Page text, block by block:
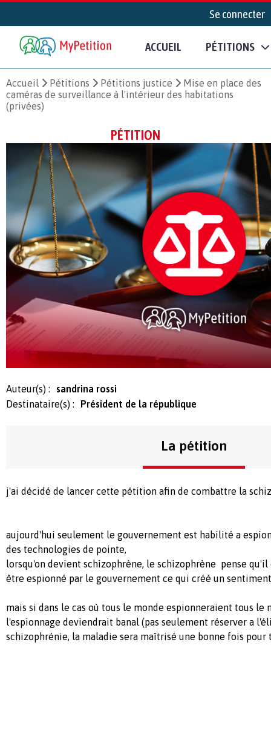
Se connecter
ACCUEIL PÉTITIONS
Accueil Pétitions Pétitions justice
Mise en place des
caméras de surveillance à l'intérieur des habitations
(privées)
PÉTITION
Auteur(s) :
sandrina rossi
Destinataire(s) :
Président de la république
La pétition
j'ai décidé de lancer cette pétition afin de combattre la
aujourd'hui seulement le gouvernement est habilité a
des technologies de pointe,
lorsqu'on devient schizophrène, le schizophrène pense qu'il
être espionné par le gouvernement ce qui créé un
mais si dans le cas où tous le monde espionneraient tous le
l'espionnage deviendrait banal (pas seulement réserver a
schizophrénie, la maladie sera maîtrisé une bonne fois